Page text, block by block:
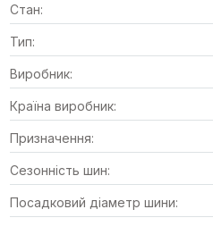
Стан:
Тип:
Виробник:
Країна виробник:
Призначення:
Сезонність шин:
Посадковий діаметр шини: